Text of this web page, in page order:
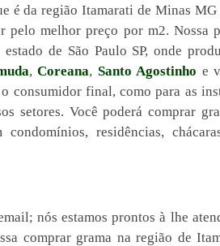
é da região Itamarati de Minas MG
pelo melhor preço por m2. Nossa
de São Paulo SP, onde
,Coreana, Santo Agostinho e
consumidor final, como para as
setores. Você poderá comprar
residências,
nós estamos prontos à lhe
comprar grama na região de